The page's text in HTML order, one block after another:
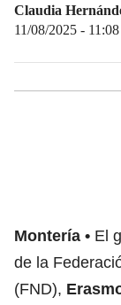
Claudia
11/08/2025 - 11:08
Montería
El
de la
(FND),